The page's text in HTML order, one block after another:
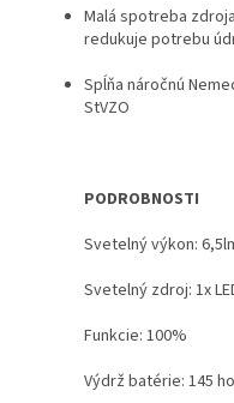
Malá spotreba
redukuje potrebu
Spĺňa náročnú
StVZO
PODROBNOSTI
Svetelný výkon:
Svetelný zdroj: 1x
Funkcie: 100%
Výdrž batérie: 145